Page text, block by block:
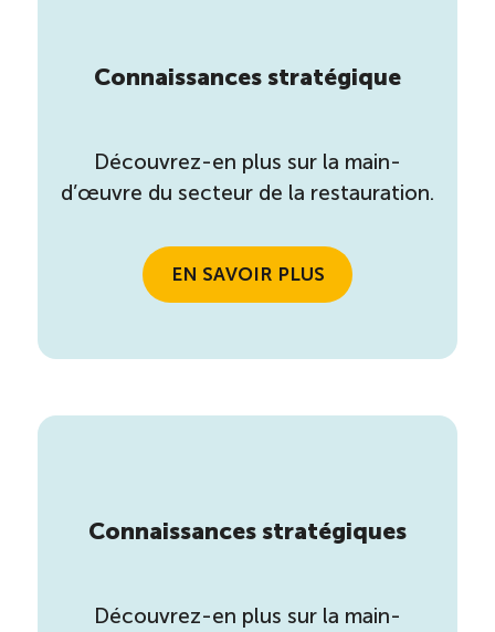
Connaissances stratégique
Découvrez-en plus sur la main-
d’œuvre du secteur de la restauration.
EN SAVOIR PLUS
Connaissances stratégiques
Découvrez-en plus sur la main-